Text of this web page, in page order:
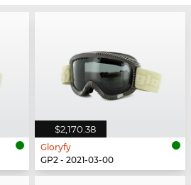
$2,170.38
Gloryfy
GP2 - 2021-03-00